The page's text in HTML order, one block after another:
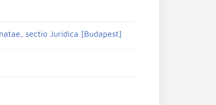
sectio Juridica [Budapest]